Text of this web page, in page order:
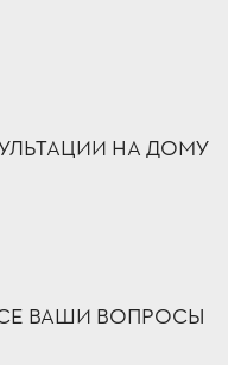
НА ДОМУ
ВАШИ ВОПРОСЫ